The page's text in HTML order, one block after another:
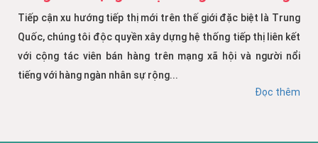
Tiếp cận xu hướng tiếp thị mới trên thế giới đặc biệt là Trung
Quốc, chúng tôi độc quyền xây dựng hệ thống tiếp thị liên kết
với cộng tác viên bán hàng trên mạng xã hội và người nổi
tiếng với hàng ngàn nhân sự rộng...
Đọc thêm